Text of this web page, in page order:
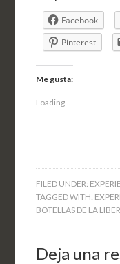
Facebook
Pinterest
Me gusta:
Loading...
FILED UNDER:
TAGGED WITH:
BOTELLAS DE LA
Deja una